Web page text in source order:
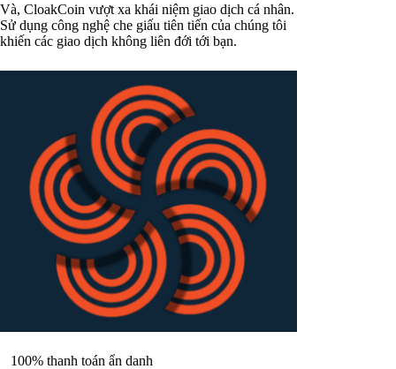
Và, CloakCoin vượt xa khái niệm giao dịch cá nhân.
Sử dụng công nghệ che giấu tiên tiến của chúng tôi
khiến các giao dịch không liên đới tới bạn.
100% thanh toán ẩn danh